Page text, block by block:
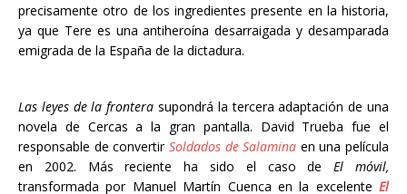
precisamente otro de los ingredientes presente en la historia,
ya que Tere es una antiheroína desarraigada y desamparada
emigrada de la España de la dictadura.
Las leyes de la frontera supondrá la tercera adaptación de una
novela de Cercas a la gran pantalla. David Trueba fue el
responsable de convertir Soldados de Salamina en una película
en 2002. Más reciente ha sido el caso deEl móvil,
transformada por Manuel Martín Cuenca en la excelente El